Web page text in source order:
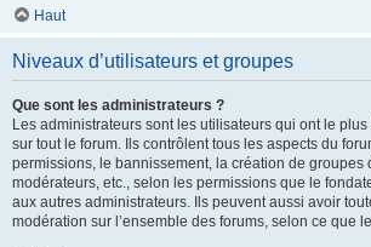
Haut
Niveaux d’utilisateurs et groupes
Que sont les administrateurs ?
Les administrateurs sont les utilisateurs qui ont le
sur tout le forum. Ils contrôlent tous les aspects du
permissions, le bannissement, la création de groupes
modérateurs, etc., selon les permissions que le
aux autres administrateurs. Ils peuvent aussi avoir
modération sur l’ensemble des forums, selon ce que